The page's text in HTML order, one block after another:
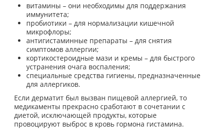
витамины – они необходимы для поддержания
иммунитета;
пробиотики – для нормализации кишечной
микрофлоры;
антигистаминные препараты – для снятия
симптомов аллергии;
кортикостероидные мази и кремы – для быстрого
устранения очага воспаления;
специальные средства гигиены, предназначенные
для аллергиков.
Если дерматит был вызван пищевой аллергией, то
медикаменты прекрасно сработают в сочетании с
диетой, исключающей продукты, которые
провоцируют выброс в кровь гормона гистамина.